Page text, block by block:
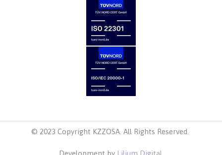
© 2023 Copyright KZZOSA. All Rights Reserved.